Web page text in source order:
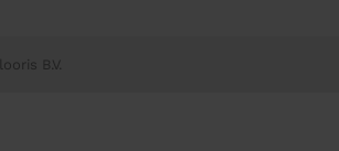
flooris B.V.